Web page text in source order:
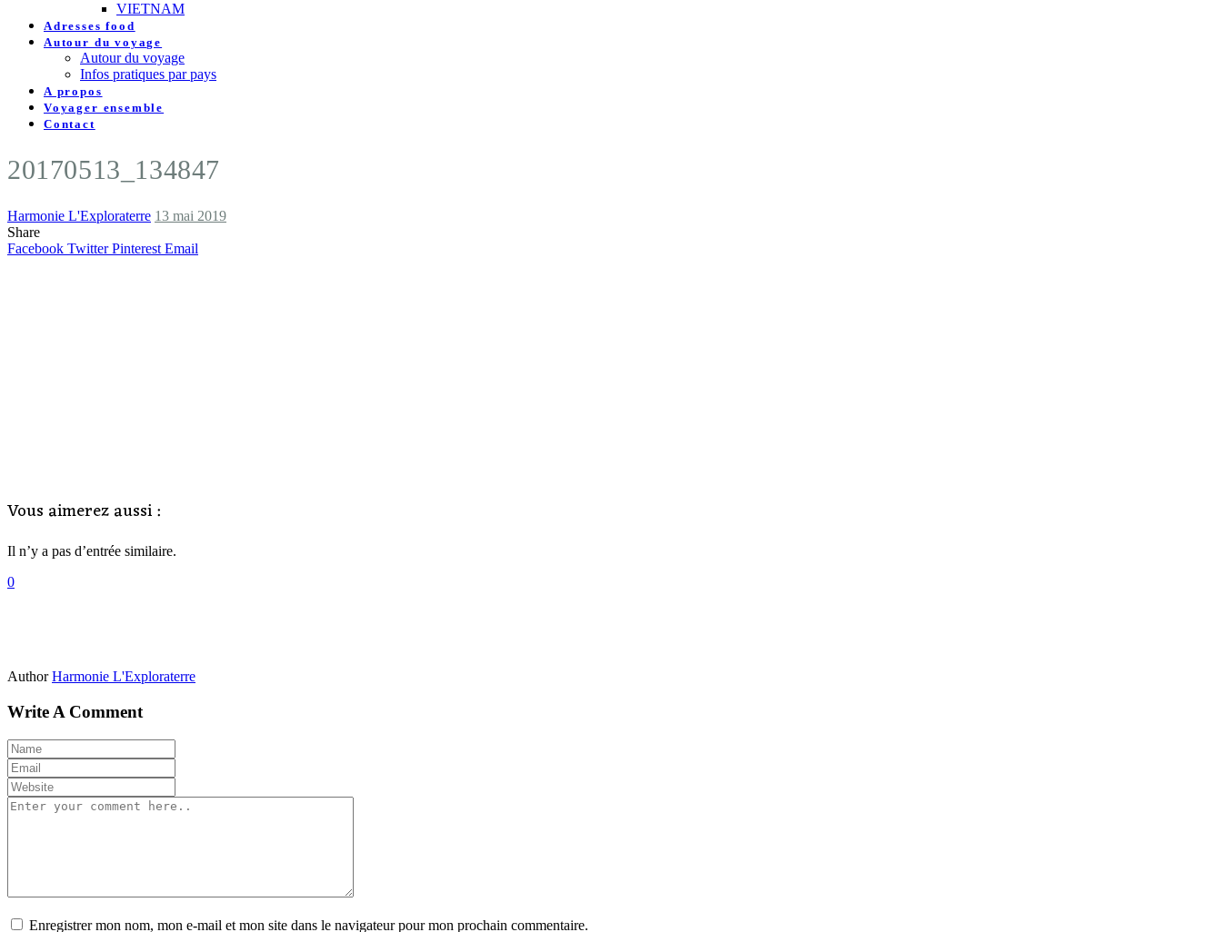
VIETNAM
Adresses food
Autour du voyage
Autour du voyage
Infos pratiques par pays
A propos
Voyager ensemble
Contact
20170513_134847
Harmonie L'Exploraterre 13 mai 2019
Share
Facebook Twitter Pinterest Email
Vous aimerez aussi :
Il n’y a pas d’entrée similaire.
0
Author Harmonie L'Exploraterre
Write A Comment
Enregistrer mon nom, mon e-mail et mon site dans le navigateur pour mon prochain commentaire.